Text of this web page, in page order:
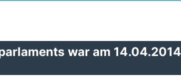
war am